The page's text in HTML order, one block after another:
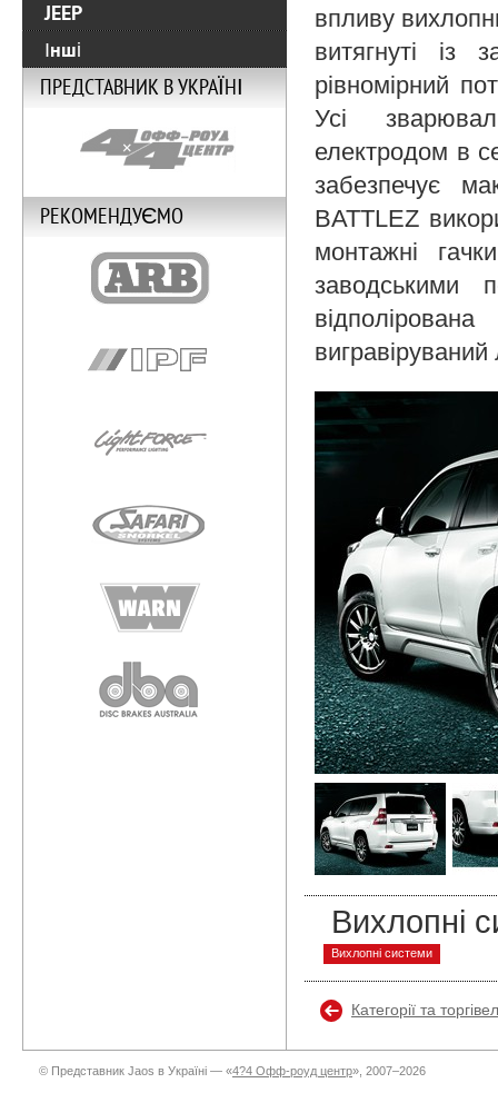
впливу
витягнуті із
рівномірний
Усі
електродом в
забезпечує
BATTLEZ
монтажні
заводськими
Вихлопні
Вихлопні системи
Категорії та
JEEP
Інші
ПРЕДСТАВНИК В УКРАЇНІ
РЕКОМЕНДУЄМО
© Представник Jaos в Україні — «4?4 Офф-роуд центр», 2007–2026